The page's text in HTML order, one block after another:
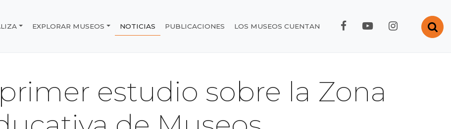
Chile
EXPLORAR MUSEOS NOTICIAS PUBLICACIONES LOS MUSEOS CUENTAN FACEBOOK RMC
YOUTUBE RMC
estudio sobre la Zona